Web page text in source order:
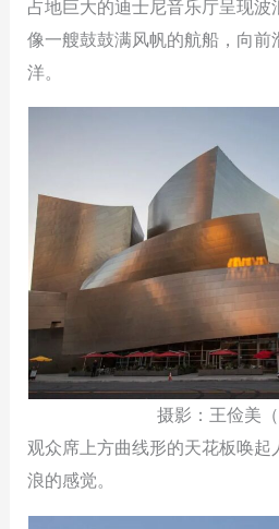
占地巨大的迪士尼音乐厅呈现
像一艘鼓⿎满风帆的航船，向前
洋。
摄影：王俭美（
观众席上方曲线形的天花板唤
浪的感觉。